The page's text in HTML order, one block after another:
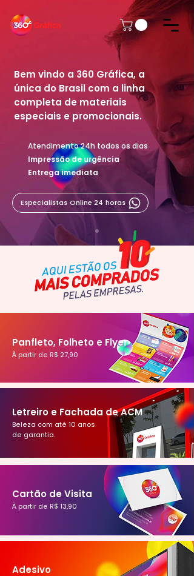
Bem vindo a 360 Gráfica, a
única do Brasil com a linha
completa de materiais
especiais e promocionais.
Atendimento 24h todos os dias
Impressão de urgência
Entrega imediata
Especialistas Online 24 horas
À partir de R$ 27,90
Panfleto, Folheto e Flyer
Beleza com até 10 anos
de garantia.
Letreiro e Fachada de ACM
À partir de R$ 13,90
Cartão de Visita
Adesivo